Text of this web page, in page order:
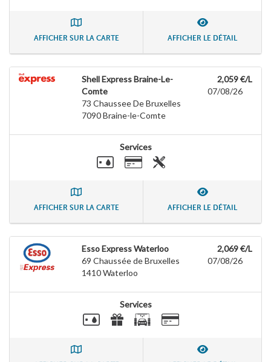
AFFICHER SUR LA CARTE AFFICHER LE DÉTAIL
Shell Express Braine-Le-
Comte
73 Chaussee De Bruxelles
7090Braine-le-Comte
2,059 €/L
07/08/26
Services
AFFICHER SUR LA CARTE AFFICHER LE DÉTAIL
Esso Express Waterloo
69 Chaussée de Bruxelles
1410Waterloo
2,069 €/L
07/08/26
Services